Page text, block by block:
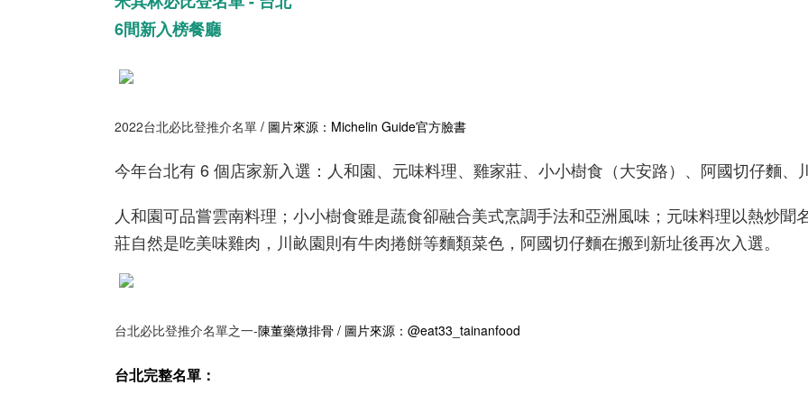
6間新入榜餐廳
2022台北必比登推介名單 / 圖片來源：Michelin Guide官方臉書
今年台北有 6 個店家新入選：人和園、元味料理、雞家莊、小小樹食（大安路）、阿國切仔麵、
人和園可品嘗雲南料理；小小樹食雖是蔬食卻融合美式烹調手法和亞洲風味；元味料理以熱炒聞
莊自然是吃美味雞肉，川畝園則有牛肉捲餅等麵類菜色，阿國切仔麵在搬到新址後再次入選。
台北必比登推介名單之一-陳董藥燉排骨 / 圖片來源：@eat33_tainanfood
台北完整名單：